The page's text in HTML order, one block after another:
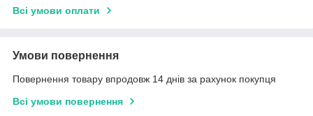
Всі умови оплати
Умови повернення
Повернення товару впродовж 14 днів за рахунок покупця
Всі умови повернення